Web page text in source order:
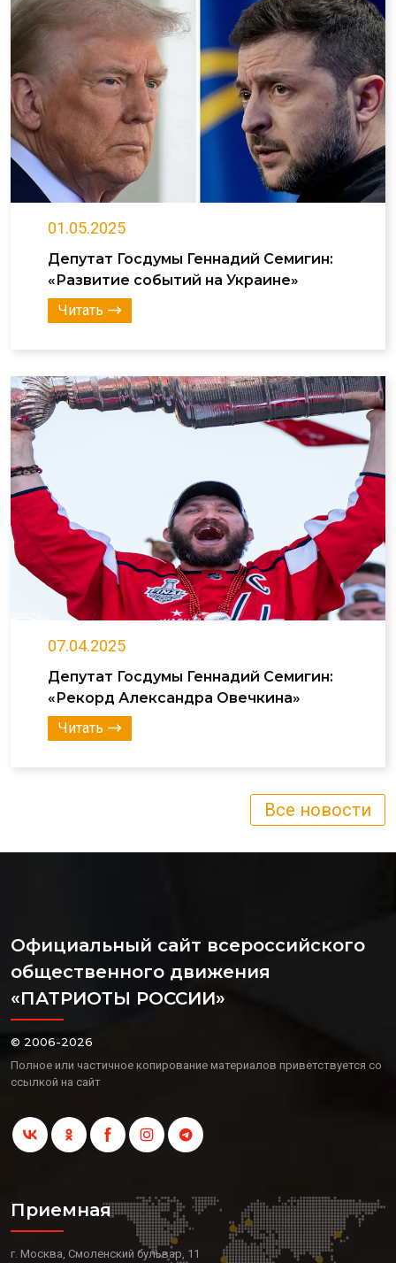
01.05.2025
Депутат Госдумы Геннадий Семигин:
«Развитие событий на Украине»
Читать
07.04.2025
Депутат Госдумы Геннадий Семигин:
«Рекорд Александра Овечкина»
Читать
Все новости
Официальный сайт всероссийского
общественного движения
«ПАТРИОТЫ РОССИИ»
© 2006-2026
Полное или частичное копирование материалов приветствуется со
ссылкой на сайт
Приемная
г. Москва, Смоленский бульвар, 11